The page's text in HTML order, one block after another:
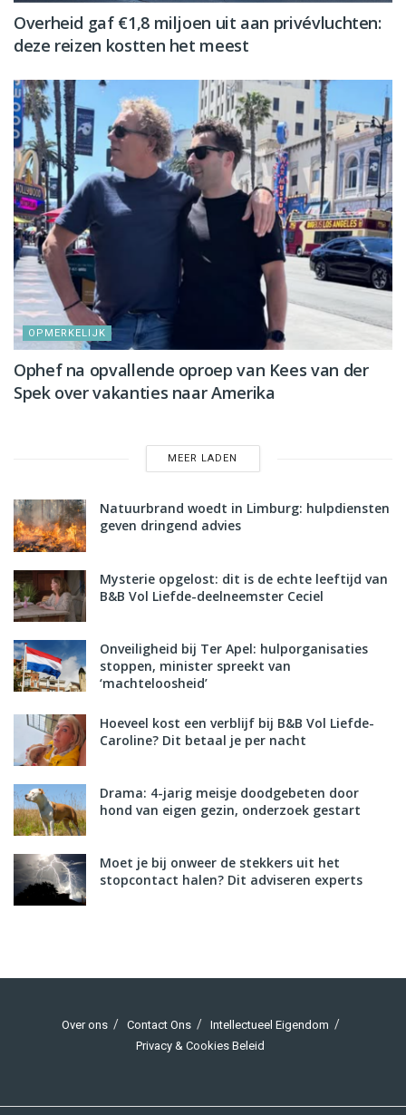
Overheid gaf €1,8 miljoen uit aan privévluchten:
deze reizen kostten het meest
OPMERKELIJK
Ophef na opvallende oproep van Kees van der
Spek over vakanties naar Amerika
MEER LADEN
Natuurbrand woedt in Limburg: hulpdiensten
geven dringend advies
Mysterie opgelost: dit is de echte leeftijd van
B&B Vol Liefde-deelneemster Ceciel
Onveiligheid bij Ter Apel: hulporganisaties
stoppen, minister spreekt van
‘machteloosheid’
Hoeveel kost een verblijf bij B&B Vol Liefde-
Caroline? Dit betaal je per nacht
Drama: 4-jarig meisje doodgebeten door
hond van eigen gezin, onderzoek gestart
Moet je bij onweer de stekkers uit het
stopcontact halen? Dit adviseren experts
Over ons Contact Ons
Intellectueel Eigendom
Privacy & Cookies Beleid